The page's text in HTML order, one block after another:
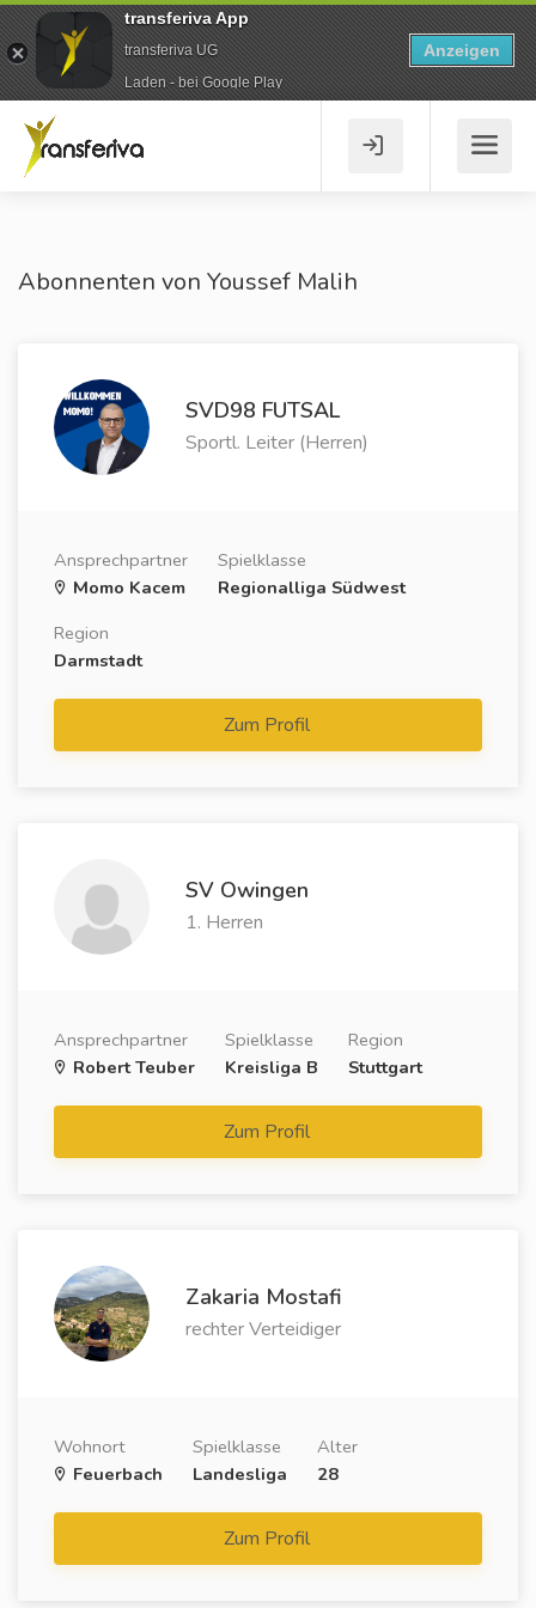
Abonnenten von Youssef Malih
SVD98 FUTSAL
Sportl. Leiter (Herren)
Ansprechpartner
Momo Kacem
Spielklasse
Regionalliga Südwest
Region
Darmstadt
Zum Profil
SV Owingen
1. Herren
Ansprechpartner
Robert Teuber
Spielklasse
Kreisliga B
Region
Stuttgart
Zum Profil
Zakaria Mostafi
rechter Verteidiger
Wohnort
Feuerbach
Spielklasse
Landesliga
Alter
28
Zum Profil
transferiva App
transferiva UG
Laden - bei Google Play
Anzeigen